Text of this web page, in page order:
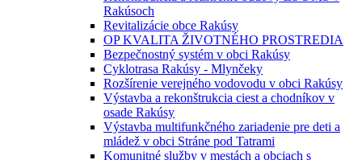
Rakúsoch
Revitalizácie obce Rakúsy
OP KVALITA ŽIVOTNÉHO PROSTREDIA
Bezpečnostný systém v obci Rakúsy
Cyklotrasa Rakúsy - Mlynčeky
Rozšírenie verejného vodovodu v obci Rakúsy
Výstavba a rekonštrukcia ciest a chodníkov v
osade Rakúsy
Výstavba multifunkčného zariadenie pre deti a
mládež v obci Stráne pod Tatrami
Komunitné služby v mestách a obciach s